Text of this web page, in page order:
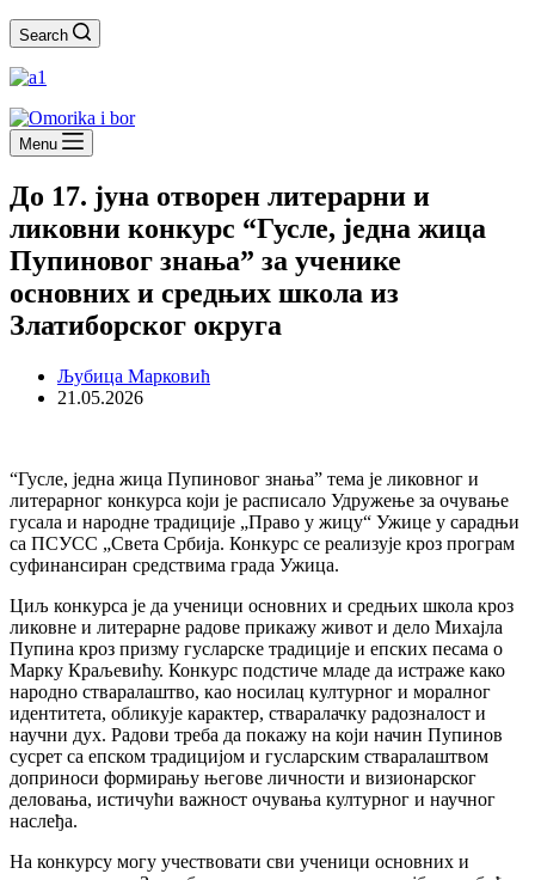
Search
Menu
До 17. јуна отворен литерарни и
ликовни конкурс “Гусле, једна жица
Пупиновог знања” за ученике
основних и средњих школа из
Златиборског округа
Љубица Марковић
21.05.2026
“Гусле, једна жица Пупиновог знања” тема је ликовног и
литерарног конкурса који је расписало Удружење за очување
гусала и народне традиције „Право у жицу“ Ужице у сарадњи
са ПСУСС „Света Србија. Конкурс се реализује кроз програм
суфинансиран средствима града Ужица.
Циљ конкурса је да ученици основних и средњих школа кроз
ликовне и литерарне радове прикажу живот и дело Михајла
Пупина кроз призму гусларске традиције и епских песама о
Марку Краљевићу. Конкурс подстиче младе да истраже како
народно стваралаштво, као носилац културног и моралног
идентитета, обликује карактер, стваралачку радозналост и
научни дух. Радови треба да покажу на који начин Пупинов
сусрет са епском традицијом и гусларским стваралаштвом
доприноси формирању његове личности и визионарског
деловања, истичући важност очувања културног и научног
наслеђа.
На конкурсу могу учествовати сви ученици основних и